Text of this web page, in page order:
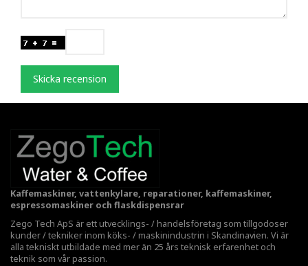
Skicka recension
Kaffemaskiner, vattenkylare, reparationer, kaffemaskiner,
espressomaskiner och flaskdispensrar
Zego Tech ApS är ett utvecklings- / handelsföretag som tillgodoser
kunder / tekniker inom köks- / maskinindustrin i Skandinavien. Vi är
alla tekniskt utbildade med mer än 25 års teknisk erfarenhet och
teknik som vår passion.